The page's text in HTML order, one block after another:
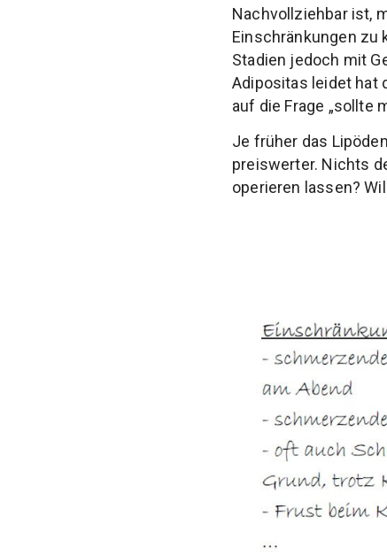
Nachvollziehbar ist,
Einschränkungen zu
Stadien jedoch mit
Adipositas leidet hat
auf die Frage „sollte
Je früher das
preiswerter. Nichts
operieren lassen?